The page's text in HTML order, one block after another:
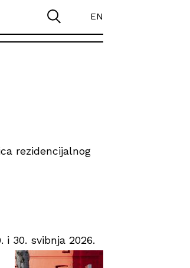
EN
rezidencijalnog
i 30. svibnja 2026.